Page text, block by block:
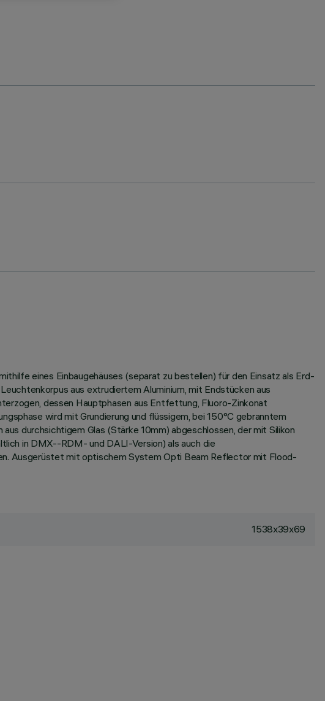
eines Einbaugehäuses (separat zu bestellen) für den Einsatz als Erd-
aus extrudiertem Aluminium, mit Endstücken aus
dessen Hauptphasen aus Entfettung, Fluoro-Zinkonat
wird mit Grundierung und flüssigem, bei 150°C gebranntem
durchsichtigem Glas (Stärke 10mm) abgeschlossen, der mit Silikon
in DMX--RDM- und DALI-Version) als auch die
Ausgerüstet mit optischem System Opti Beam Reflector mit Flood-
1538x39x69